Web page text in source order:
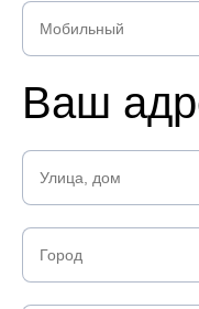
Ваш